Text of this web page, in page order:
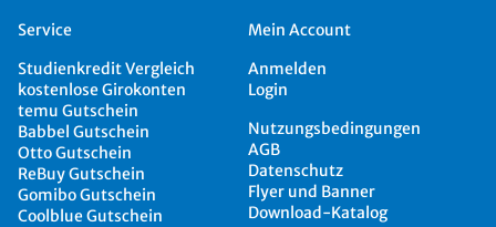
Service
Studienkredit Vergleich
kostenlose Girokonten
temu Gutschein
Babbel Gutschein
Otto Gutschein
ReBuy Gutschein
Gomibo Gutschein
Coolblue Gutschein
Mein Account
Anmelden
Login
Nutzungsbedingungen
AGB
Datenschutz
Flyer und Banner
Download-Katalog